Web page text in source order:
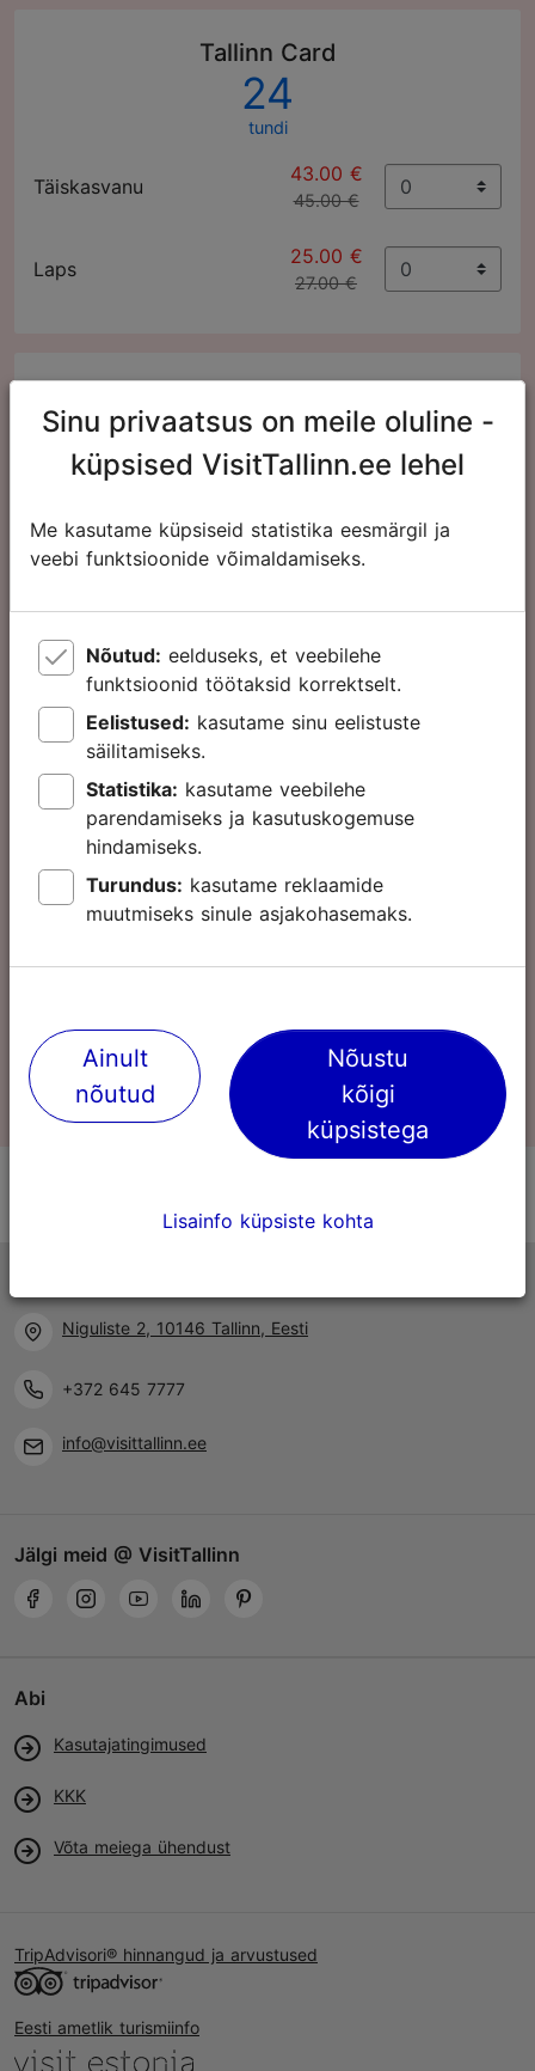
Tallinn Card
24
tundi
Täiskasvanu
43.00 €
45.00 €
Laps
25.00 €
27.00 €
48
tundi
Täiskasvanu
63.00 €
65.00 €
Laps
Tallinn Card
72
tundi
Täiskasvanu
78.00 €
41.00 €
Ostukorv
Niguliste 2, 10146 Tallinn, Eesti
+372 645 7777
info@visittallinn.ee
Jälgi meid @ VisitTallinn
Abi
Kasutajatingimused
KKK
Võta meiega ühendust
TripAdvisori® hinnangud ja arvustused
Eesti ametlik turismiinfo
Sinu privaatsus on meile oluline -
küpsised VisitTallinn.ee lehel
Me kasutame küpsiseid statistika eesmärgil ja
veebi funktsioonide võimaldamiseks.
Nõutud:
funktsioonid töötaksid korrektselt.
Eelistused:
säilitamiseks.
Statistika:
parendamiseks ja kasutuskogemuse
hindamiseks.
Turundus:
muutmiseks sinule asjakohasemaks.
Ainult
nõutud
Nõustu
kõigi
küpsistega
Lisainfo küpsiste kohta